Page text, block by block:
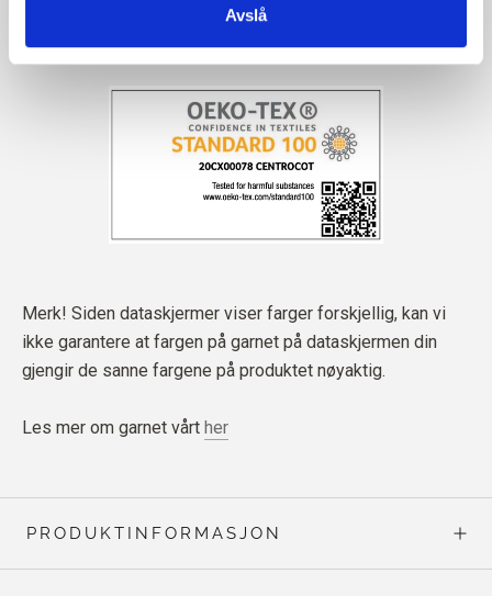
Avslå
Merk! Siden dataskjermer viser farger forskjellig, kan vi
ikke garantere at fargen på garnet på dataskjermen din
gjengir de sanne fargene på produktet nøyaktig.
Les mer om garnet vårt her
PRODUKTINFORMASJON